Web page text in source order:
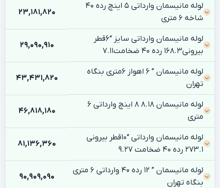
لوله مانیسمان وارداتی 5 اینچ رده 40
شاخه 6 متری
23,181,820
لوله مانیسمان وارداتی سایز “6قطر
بیرونی168.3 رده 40 ضخامت7.11
29,090,910
لوله مانیسمان ” 6 اهواز 6متری بنگاه
تهران
43,431,820
لوله مانیسمان 8.18 8 اینچ وارداتی 6
متری
46,818,180
لوله مانیسمان وارداتی “10قطر بیرونی
273.1 رده 40 ضخامت 9.27
81,136,360
لوله مانیسمان ” ۱۲ رده ۴۰ وارداتی 6 متری
بنگاه تهران
90,909,090